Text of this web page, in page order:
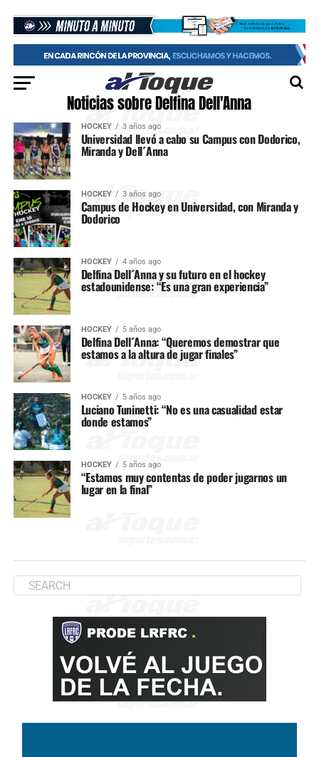
Noticias sobre Delfina Dell'Anna
HOCKEY 3 años ago
Universidad llevó a cabo su Campus con Dodorico,
Miranda y Dell´Anna
HOCKEY 3 años ago
Campus de Hockey en Universidad, con Miranda y
Dodorico
HOCKEY 4 años ago
Delfina Dell´Anna y su futuro en el hockey
estadounidense: “Es una gran experiencia”
HOCKEY 5 años ago
Delfina Dell´Anna: “Queremos demostrar que
estamos a la altura de jugar finales”
HOCKEY 5 años ago
Luciano Tuninetti: “No es una casualidad estar
donde estamos”
HOCKEY 5 años ago
“Estamos muy contentas de poder jugarnos un
lugar en la final”